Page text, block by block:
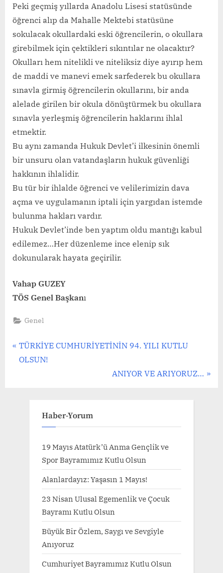
Peki geçmiş yıllarda Anadolu Lisesi statüsünde
öğrenci alıp da Mahalle Mektebi statüsüne
sokulacak okullardaki eski öğrencilerin, o okullara
girebilmek için çektikleri sıkıntılar ne olacaktır?
Okulları hem nitelikli ve niteliksiz diye ayırıp hem
de maddi ve manevi emek sarfederek bu okullara
sınavla girmiş öğrencilerin okullarını, bir anda
alelade girilen bir okula dönüştürmek bu okullara
sınavla yerleşmiş öğrencilerin haklarını ihlal
etmektir.
Bu aynı zamanda Hukuk Devlet’i ilkesinin önemli
bir unsuru olan vatandaşların hukuk güvenliği
hakkının ihlalidir.
Bu tür bir ihlalde öğrenci ve velilerimizin dava
açma ve uygulamanın iptali için yargıdan istemde
bulunma hakları vardır.
Hukuk Devlet’inde ben yaptım oldu mantığı kabul
edilemez…Her düzenleme ince elenip sık
dokunularak hayata geçirilir.
Vahap GUZEY
TÖS Genel Başkanı
Genel
Yazı
P
r
TÜRKİYE CUMHURİYETİNİN 94. YILI KUTLU
OLSUN!
N
o
s
t
:
ANIYOR VE ARIYORUZ…
Haber-Yorum
19 Mayıs Atatürk’ü Anma Gençlik ve
Spor Bayramımız Kutlu Olsun
Alanlardayız: Yaşasın 1 Mayıs!
23 Nisan Ulusal Egemenlik ve Çocuk
Bayramı Kutlu Olsun
Büyük Bir Özlem, Saygı ve Sevgiyle
Anıyoruz
Cumhuriyet Bayramımız Kutlu Olsun